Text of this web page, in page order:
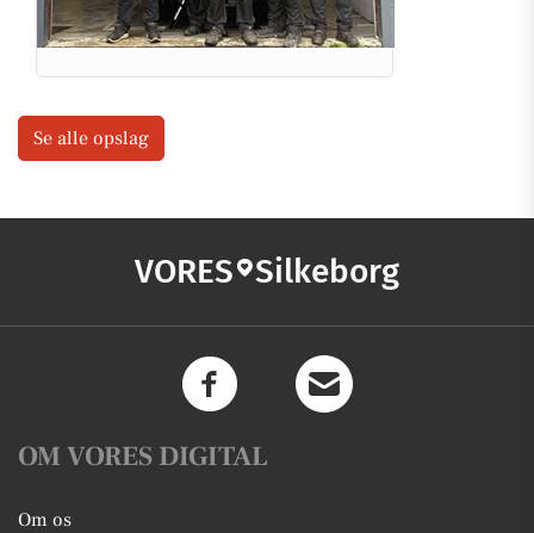
Se alle opslag
VORES Silkeborg
OM VORES DIGITAL
Om os